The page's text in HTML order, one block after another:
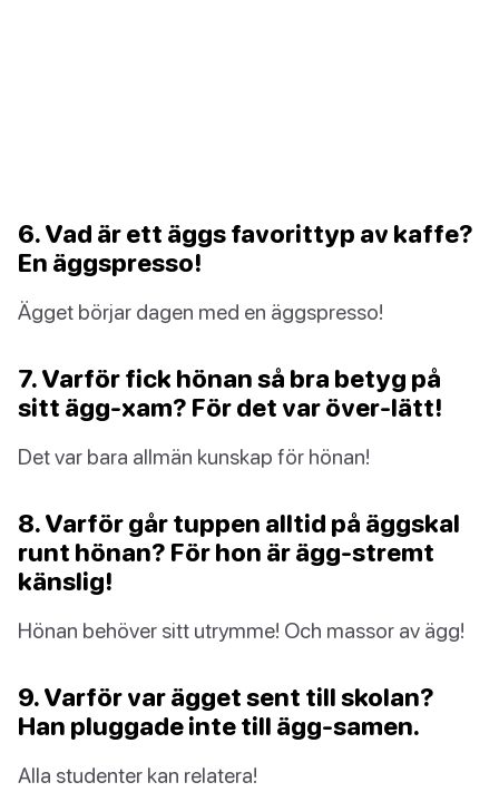
6. Vad är ett äggs favorittyp av kaffe?
En äggspresso!
Ägget börjar dagen med en äggspresso!
7. Varför fick hönan så bra betyg på
sitt ägg-xam? För det var över-lätt!
Det var bara allmän kunskap för hönan!
8. Varför går tuppen alltid på äggskal
runt hönan? För hon är ägg-stremt
känslig!
Hönan behöver sitt utrymme! Och massor av ägg!
9. Varför var ägget sent till skolan?
Han pluggade inte till ägg-samen.
Alla studenter kan relatera!